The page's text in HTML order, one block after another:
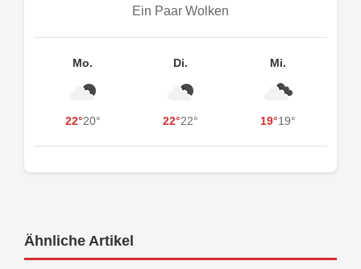
Ein Paar Wolken
Mo.
22°20°
Di.
22°22°
Mi.
19°19°
Ähnliche Artikel